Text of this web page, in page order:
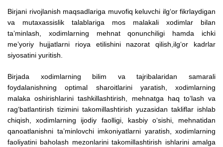
Birjani rivojlanish maqsadlariga muvofiq keluvchi ilg‘or fikrlaydigan
va mutaxassislik talablariga mos malakali xodimlar bilan
ta’minlash, xodimlarning mehnat qonunchiligi hamda ichki
me’yoriy hujjatlarni rioya etilishini nazorat qilish,ilg‘or kadrlar
siyosatini yuritish.
Birjada xodimlarning bilim va tajribalaridan samarali
foydalanishning optimal sharoitlarini yaratish, xodimlarning
malaka oshirishlarini tashkillashtirish, mehnatga haq to‘lash va
rag‘batlantirish tizimini takomillashtirish yuzasidan takliflar ishlab
chiqish, xodimlarning ijodiy faolligi, kasbiy o‘sishi, mehnatidan
qanoatlanishni ta’minlovchi imkoniyatlarni yaratish, xodimlarning
faoliyatini baholash mezonlarini takomillashtirish ishlarini amalga